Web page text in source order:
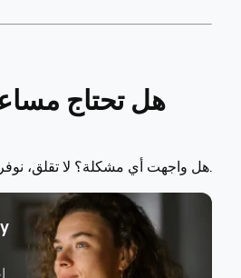
هل تحتاج
هل واجهت أي مشكلة؟ لا تقلق، نوفر لك قنوات دعم متعددة.